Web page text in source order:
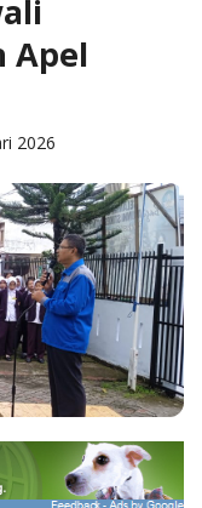
Apel
2026